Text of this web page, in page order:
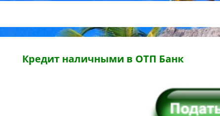
Кредит наличными в ОТП Банк